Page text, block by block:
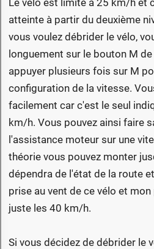
juste les 40 km/h.
Si vous décidez de débrider le
vérifier la legislation locale
vous allez peut être devoir
prendre une assurance.
Débrider le vélo change
vous obtenez ainsi un vélo
n'oubliez pas que cela
consommation du vélo va
autonomie risque donc de